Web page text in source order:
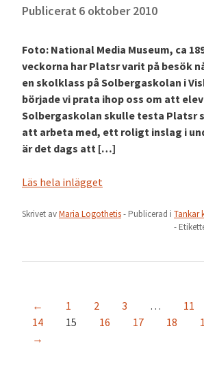
Publicerat 6 oktober 2010
Foto: National Media Museum, ca
veckorna har Platsr varit på besök
en skolklass på Solbergaskolan i
började vi prata ihop oss om att
Solbergaskolan skulle testa Platsr
att arbeta med, ett roligt inslag i
är det dags att […]
Läs hela inlägget
Skrivet avMaria Logothetis- Publicerad i Tankar
-
← 1 2 3 … 11
14
15 16 17 18
→